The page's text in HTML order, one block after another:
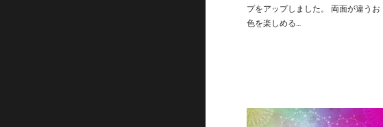
プをアップしました。 両面が違うお
色を楽しめる…